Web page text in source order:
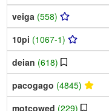
veiga (558)
10pi (1067-1)
deian (618)
pacogago (4845)
motcowed (229)